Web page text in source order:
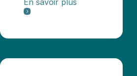
En savoir plus